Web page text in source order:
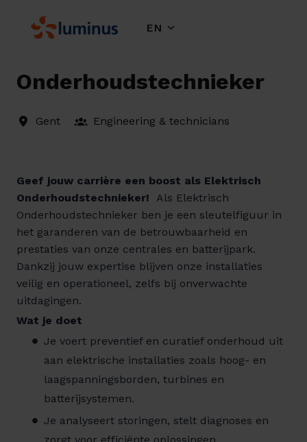
content
Homepage EN
Onderhoudstechnieker
Gent Engineering & technicians
Geef jouw carrière een boost als Elektrisch
Onderhoudstechnieker! Als Elektrisch
Onderhoudstechnieker ben je een sleutelfiguur in
het garanderen van de betrouwbaarheid en
prestaties van onze centrales en batterijpark.
Dankzij jouw expertise blijven onze installaties
veilig en operationeel, zelfs bij onverwachte
uitdagingen.
Wat je doet
Je voert preventief en curatief onderhoud uit
aan elektrische installaties zoals hoog- en
laagspanningsborden, turbines en
batterijsystemen.
Je analyseert storingen, stelt diagnoses en